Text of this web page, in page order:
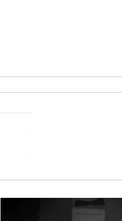
Καινούργιου